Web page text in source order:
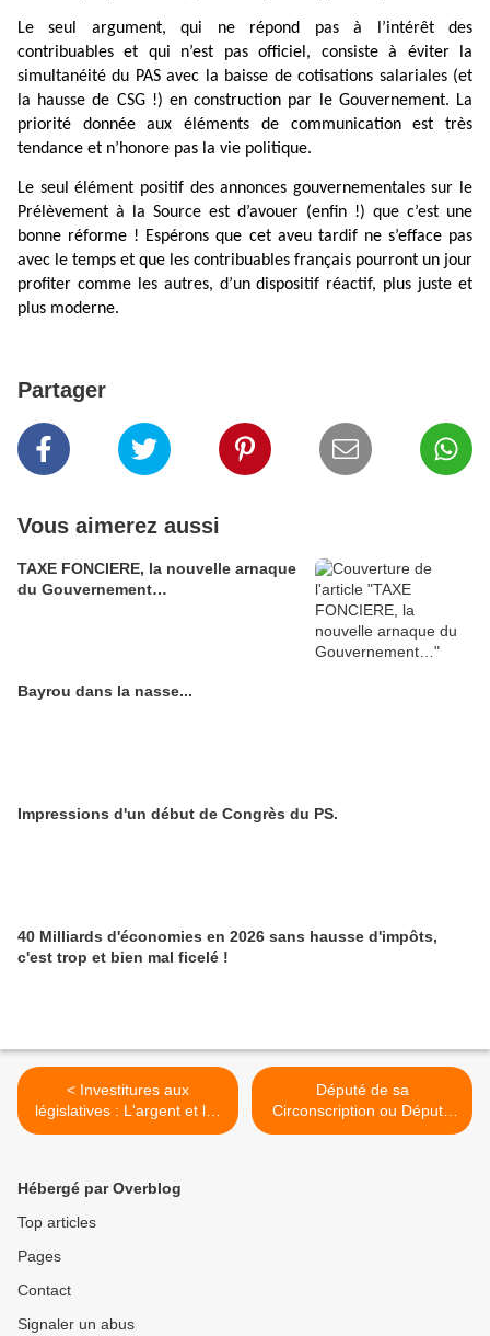
Le seul argument, qui ne répond pas à l’intérêt des
contribuables et qui n’est pas officiel, consiste à éviter la
simultanéité du PAS avec la baisse de cotisations salariales (et
la hausse de CSG !) en construction par le Gouvernement. La
priorité donnée aux éléments de communication est très
tendance et n’honore pas la vie politique.
Le seul élément positif des annonces gouvernementales sur le
Prélèvement à la Source est d’avouer (enfin !) que c’est une
bonne réforme ! Espérons que cet aveu tardif ne s’efface pas
avec le temps et que les contribuables français pourront un jour
profiter comme les autres, d’un dispositif réactif, plus juste et
plus moderne.
Partager
Vous aimerez aussi
TAXE FONCIERE, la nouvelle arnaque
du Gouvernement…
Bayrou dans la nasse...
Impressions d'un début de Congrès du PS.
40 Milliards d'économies en 2026 sans hausse d'impôts,
c'est trop et bien mal ficelé !
< Investitures aux
législatives : L'argent et les
principes !
Député de sa
Circonscription ou Député
de la Nation ? >
Hébergé par Overblog
Top articles
Pages
Contact
Signaler un abus